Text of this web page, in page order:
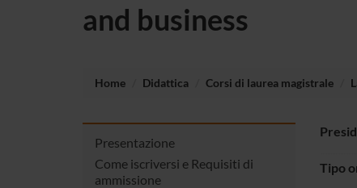
and business
Home Didattica Corsi di laurea magistrale
Presentazione
Come iscriversi e Requisiti di
ammissione
Tipo